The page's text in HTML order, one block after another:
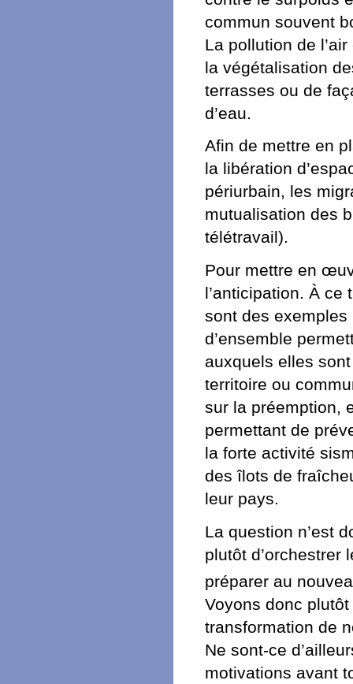
commun souvent
La pollution de
la végétalisation
terrasses ou de
d’eau.
Afin de mettre en
la libération
périurbain, les
mutualisation des
télétravail).
Pour mettre en
l’anticipation. À
sont des
d’ensemble
auxquels elles
territoire ou
sur la préemption,
permettant de
la forte activité
des îlots de
leur pays.
La question n’est
plutôt d’orchestrer
préparer au
Voyons donc
transformation de
Ne sont-ce
motivations avant